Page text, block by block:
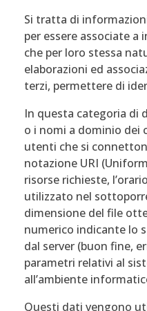
Si tratta di
per essere associate
che per loro stessa
elaborazioni ed
terzi, permettere di
In questa categoria di
o i nomi a dominio dei
utenti che si
notazione URI
risorse richieste,
utilizzato nel
dimensione del file
numerico indicante lo
dal server (buon fine,
parametri relativi al
all’ambiente
Questi dati vengono